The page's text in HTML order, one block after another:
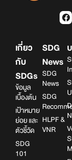
เกี่ยว
กับ
SDGs
ข้อมูล
เบื้องต้น
เป้าหมาย
ย่อย และ
ตัวชี้วัด
SDG
101
SDG
News
SDG
News
SDG
HLPF &
VNR